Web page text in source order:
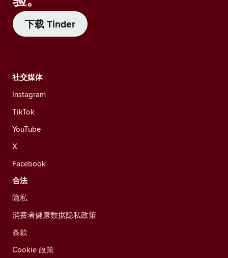
下载 Tinder
社交媒体
Instagram
TikTok
YouTube
X
Facebook
合法
隐私
消费者健康数据隐私政策
条款
Cookie 政策